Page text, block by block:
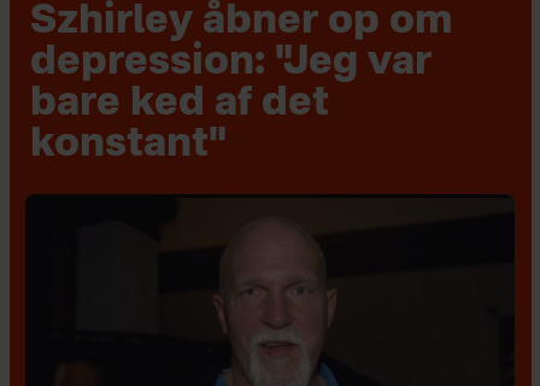
Szhirley åbner op om
depression: "Jeg var
bare ked af det
konstant"